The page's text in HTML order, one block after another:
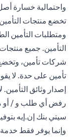
واحتمالية خسارة
تخضع منتجات
ومتطلبات التأمين
التأمين. جميع
شركات تأمين،
تأمين على حدة. لا
إصدار وثائق
رفض أي طلب و / أو
سيتي بنك إن.إيه
وإنما يوفر فقط